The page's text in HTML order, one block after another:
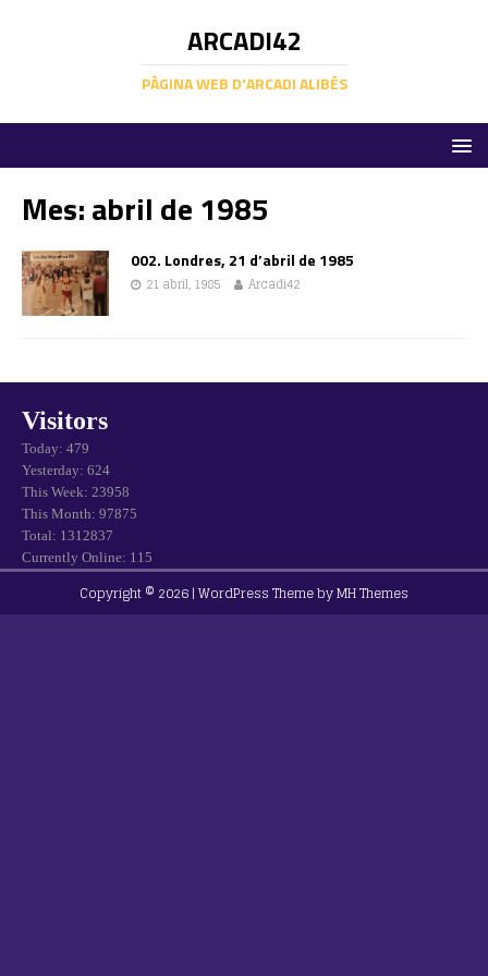
ARCADI42
PÀGINA WEB D'ARCADI ALIBÉS
Mes:abril de 1985
002. Londres, 21 d’abril de 1985
21 abril, 1985 Arcadi42
Visitors
Today: 479
Yesterday: 624
This Week: 23958
This Month: 97875
Total: 1312837
Currently Online: 115
Copyright © 2026 | WordPress Theme byMH Themes